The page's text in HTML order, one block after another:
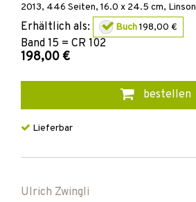
2013, 446 Seiten, 16.0 x 24.5 cm, Linson
Erhältlich als: Buch198,00 €
Band 15 = CR 102
198,00 €
bestellen
Lieferbar
Ulrich Zwingli